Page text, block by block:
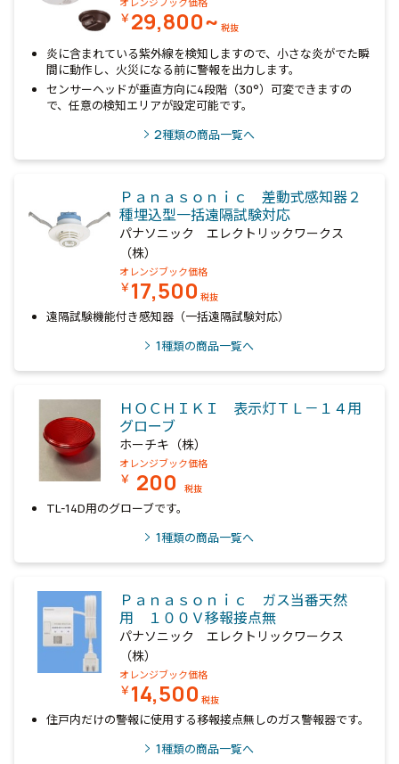
￥29,800~ 税抜
炎に含まれている紫外線を検知しますので、小さな炎がでた瞬
間に動作し、火災になる前に警報を出力します。
センサーヘッドが垂直方向に4段階（30°）可変できますの
で、任意の検知エリアが設定可能です。
2種類の商品一覧へ
Ｐａｎａｓｏｎｉｃ 差動式感知器２
種埋込型一括遠隔試験対応
パナソニック エレクトリックワークス
（株）
オレンジブック価格
￥17,500 税抜
遠隔試験機能付き感知器（一括遠隔試験対応）
1種類の商品一覧へ
ＨＯＣＨＩＫＩ 表示灯ＴＬ－１４用
グローブ
ホーチキ（株）
オレンジブック価格
￥ 200 税抜
TL-14D用のグローブです。
1種類の商品一覧へ
Ｐａｎａｓｏｎｉｃ ガス当番天然
用 １００Ｖ移報接点無
パナソニック エレクトリックワークス
（株）
オレンジブック価格
￥14,500 税抜
住戸内だけの警報に使用する移報接点無しのガス警報器です。
1種類の商品一覧へ